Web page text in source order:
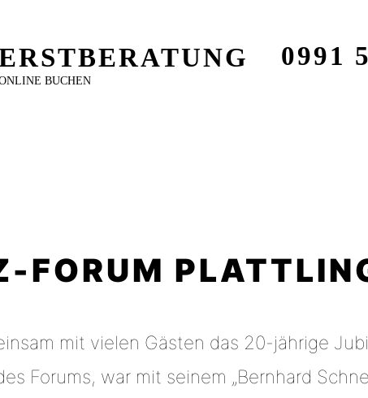
BUCHEN
0991
FORUM
mit vielen Gästen das 20-jährige
Forums, war mit seinem „Bernhard